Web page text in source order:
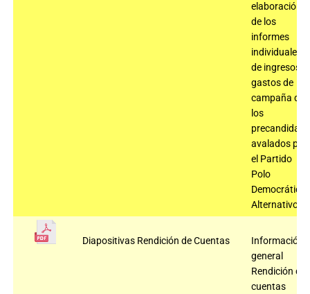
elaboración
de los
informes
individuales
de ingresos y
gastos de
campaña de
los
avalados por
el Partido
Polo
Democrático
Alternativo
Diapositivas Rendición de Cuentas
Información
general
Rendición de
cuentas